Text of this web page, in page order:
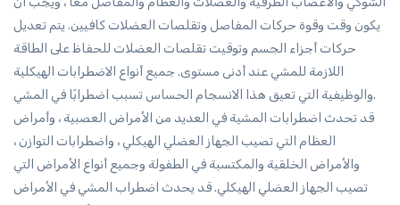
يكون وقت وقوة حركات المفاصل وتقلصات العضلات كافيين. يتم تعديل
حركات أجزاء الجسم وتوقيت تقلصات العضلات للحفاظ على الطاقة
اللازمة للمشي عند أدنى مستوى. جميع أنواع الاضطرابات الهيكلية
والوظيفية التي تعيق هذا الانسجام الحساس تسبب اضطرابًا في المشي.
قد تحدث اضطرابات المشية في العديد من الأمراض العصبية ، وأمراض
العظام التي تصيب الجهاز العضلي الهيكلي ، واضطرابات التوازن ،
والأمراض الخلقية والمكتسبة في الطفولة وجميع أنواع الأمراض التي
تصيب الجهاز العضلي الهيكلي. قد يحدث اضطراب المشي في الأمراض